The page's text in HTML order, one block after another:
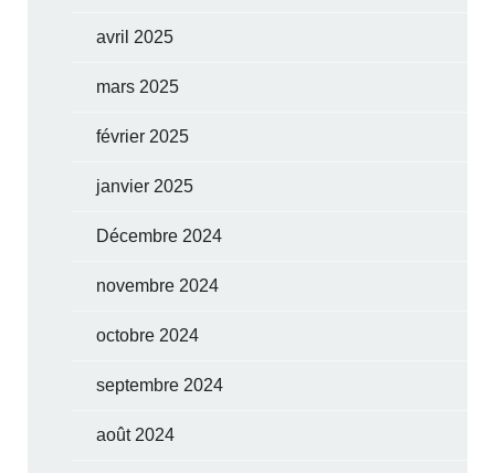
avril 2025
mars 2025
février 2025
janvier 2025
Décembre 2024
novembre 2024
octobre 2024
septembre 2024
août 2024